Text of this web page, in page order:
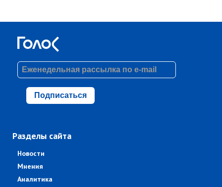
Подписаться
Разделы сайта
Новости
Мнения
Аналитика